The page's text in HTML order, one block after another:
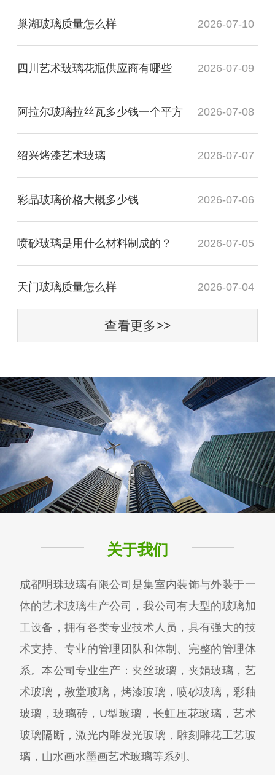
巢湖玻璃质量怎么样 2026-07-10
四川艺术玻璃花瓶供应商有哪些 2026-07-09
阿拉尔玻璃拉丝瓦多少钱一个平方 2026-07-08
绍兴烤漆艺术玻璃 2026-07-07
彩晶玻璃价格大概多少钱 2026-07-06
喷砂玻璃是用什么材料制成的？ 2026-07-05
天门玻璃质量怎么样 2026-07-04
查看更多>>
关于我们
成都明珠玻璃有限公司是集室内装饰与外装于一
体的艺术玻璃生产公司，我公司有大型的玻璃加
工设备，拥有各类专业技术人员，具有强大的技
术支持、专业的管理团队和体制、完整的管理体
系。本公司专业生产：夹丝玻璃，夹娟玻璃，艺
术玻璃，教堂玻璃，烤漆玻璃，喷砂玻璃，彩釉
玻璃，玻璃砖，U型玻璃，长虹压花玻璃，艺术
玻璃隔断，激光内雕发光玻璃，雕刻雕花工艺玻
璃，山水画水墨画艺术玻璃等系列。